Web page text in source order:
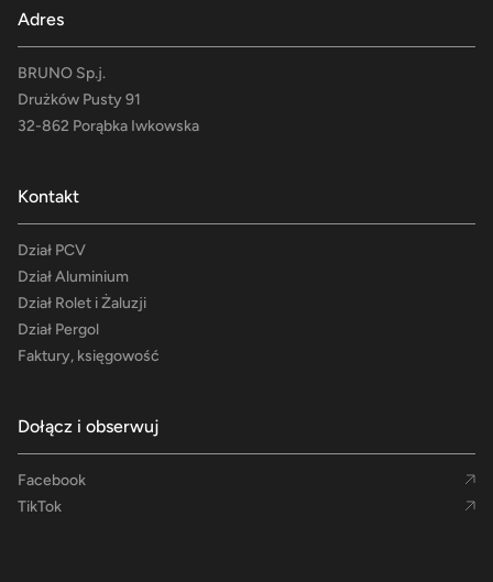
Adres
BRUNO Sp.j.
Drużków Pusty 91
32-862 Porąbka Iwkowska
Kontakt
Dział PCV
Dział Aluminium
Dział Rolet i Żaluzji
Dział Pergol
Faktury, księgowość
Dołącz i obserwuj
Facebook
TikTok